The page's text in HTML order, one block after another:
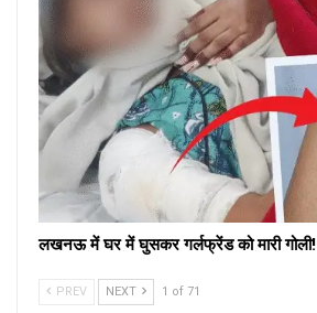
लखनऊ में घर में घुसकर गर्लफ्रेंड को मारी गोली!
PREV NEXT 1 of 71